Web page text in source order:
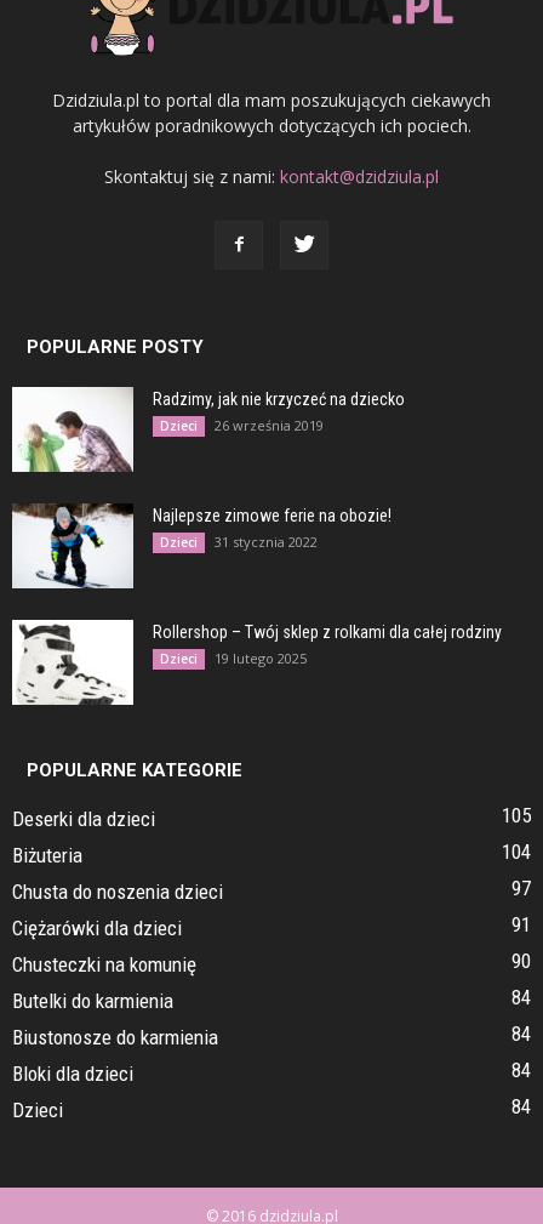
Dzidziula.pl to portal dla mam poszukujących ciekawych
artykułów poradnikowych dotyczących ich pociech.
Skontaktuj się z nami: kontakt@dzidziula.pl
POPULARNE POSTY
Radzimy, jak nie krzyczeć na dziecko
Dzieci 26 września 2019
Najlepsze zimowe ferie na obozie!
Dzieci 31 stycznia 2022
Rollershop – Twój sklep z rolkami dla całej rodziny
Dzieci 19 lutego 2025
POPULARNE KATEGORIE
Deserki dla dzieci
105
Biżuteria
104
Chusta do noszenia dzieci
97
Ciężarówki dla dzieci
91
Chusteczki na komunię
90
Butelki do karmienia
84
Biustonosze do karmienia
84
Bloki dla dzieci
84
Dzieci
84
© 2016 dzidziula.pl